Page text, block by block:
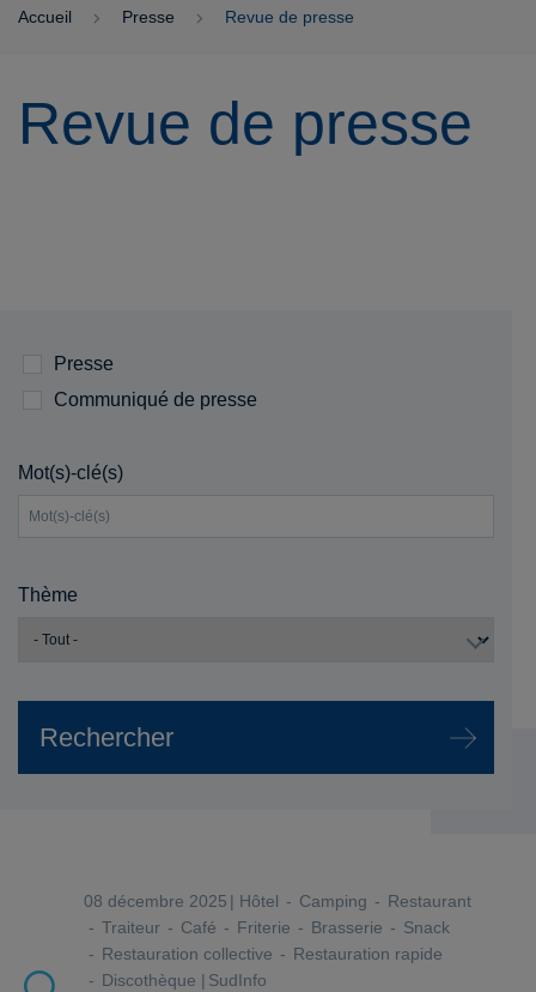
Accueil Presse Revue de presse
Revue de presse
Presse
Communiqué de presse
Mot(s)-clé(s)
Thème
08 décembre 2025 Hôtel Camping
Restaurant
Traiteur
Café Friterie Brasserie
Snack
Restauration collective
Restauration rapide
Discothèque
SudInfo